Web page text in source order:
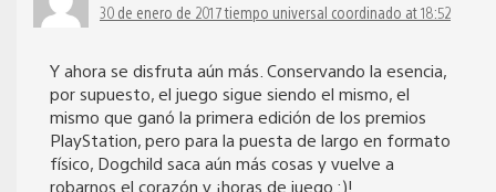
30 de enero de 2017 tiempo universal coordinado at 18:52
Y ahora se disfruta aún más. Conservando la esencia,
por supuesto, el juego sigue siendo el mismo, el
mismo que ganó la primera edición de los premios
PlayStation, pero para la puesta de largo en formato
físico, Dogchild saca aún más cosas y vuelve a
robarnos el corazón y ¡horas de juego :)!